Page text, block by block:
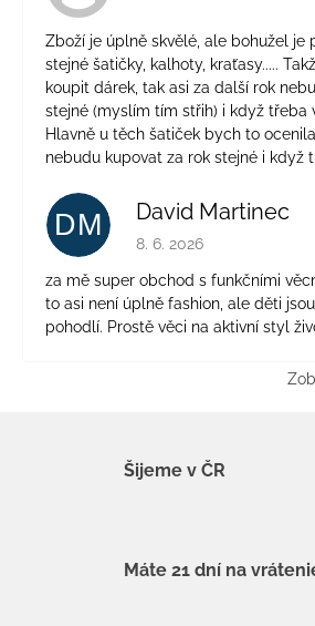
Zboží je úplně skvělé, ale bohužel je
stejné šatičky, kalhoty, kraťasy.....
koupit dárek, tak asi za další rok
stejné (myslím tím střih) i když třeba
Hlavně u těch šatiček bych to
nebudu kupovat za rok stejné i když
DM David Martinec
Hodnotenie obchodu je
8. 6. 2026
za mě super obchod s funkčními
to asi není úplně fashion, ale děti
pohodlí. Prostě věci na aktivní styl
Šijeme v ČR
Máte 21 dní na